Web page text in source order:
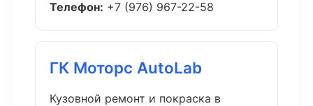
Телефон: +7 (976) 967-22-58
ГК Моторс AutoLab
Кузовной ремонт и покраска в